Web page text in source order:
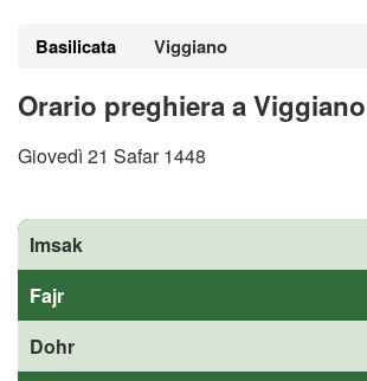
Basilicata Viggiano
Orario preghiera a Viggiano
Giovedì 21 Safar 1448
Imsak
Fajr
Dohr